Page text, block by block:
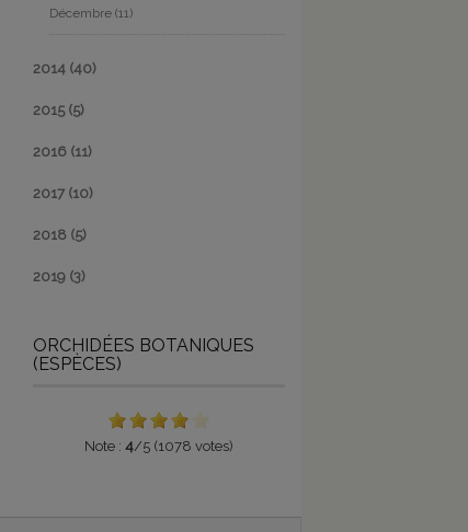
Décembre (11)
2014 (40)
2015 (5)
2016 (11)
2017 (10)
2018 (5)
2019 (3)
ORCHIDÉES BOTANIQUES
(ESPÈCES)
Note : 4/5 (1078 votes)